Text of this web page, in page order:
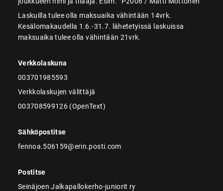
Laskuilla tulee olla maksuaika vähintään 14vrk.
Kesälomakaudella 1.6.-31.7. lähetetyissä laskuissa
maksuaika tulee olla vähintään 21vrk.
Verkkolaskuna
003701985593
Verkkolaskujen välittäjä
003708599126 (OpenText)
Sähköpostitse
fennoa.506159@erin.posti.com
Postitse
Seinäjoen Jalkapallokerho-juniorit ry